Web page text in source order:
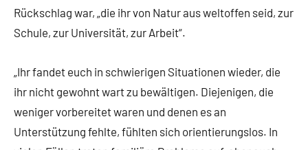
Rückschlag war, „die ihr von Natur aus weltoffen seid, zur
Schule, zur Universität, zur Arbeit“.
„Ihr fandet euch in schwierigen Situationen wieder, die
ihr nicht gewohnt wart zu bewältigen. Diejenigen, die
weniger vorbereitet waren und denen es an
Unterstützung fehlte, fühlten sich orientierungslos. In